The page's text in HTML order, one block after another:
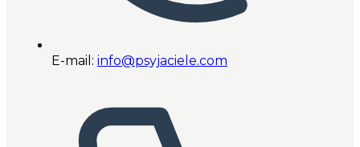
E-mail: info@psyjaciele.com